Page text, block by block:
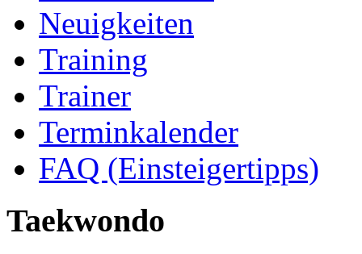
Neuigkeiten
Training
Trainer
Terminkalender
FAQ (Einsteigertipps)
Taekwondo